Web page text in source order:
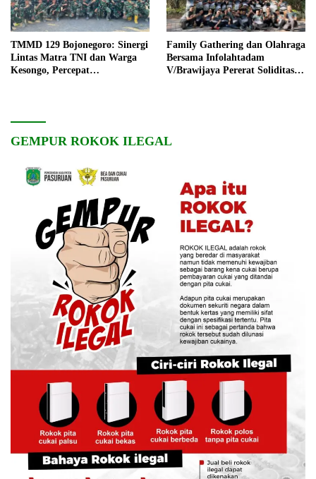
TMMD 129 Bojonegoro: Sinergi
Lintas Matra TNI dan Warga
Kesongo, Percepat
Family Gathering dan Olahraga
Bersama Infolahtadam
V/Brawijaya Pererat Soliditas
GEMPUR ROKOK ILEGAL